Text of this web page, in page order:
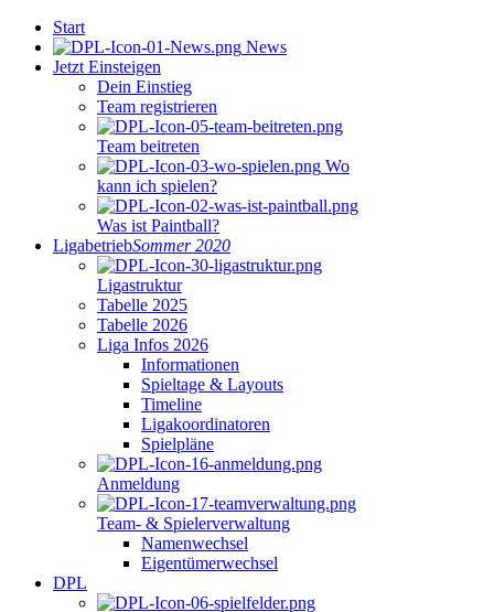
Start
News
Jetzt Einsteigen
Dein Einstieg
Team registrieren
Team beitreten
Wo
kann ich spielen?
Was ist Paintball?
LigabetriebSommer 2020
Ligastruktur
Tabelle 2025
Tabelle 2026
Liga Infos 2026
Informationen
Spieltage & Layouts
Timeline
Ligakoordinatoren
Spielpläne
Anmeldung
Team- & Spielerverwaltung
Namenwechsel
Eigentümerwechsel
DPL